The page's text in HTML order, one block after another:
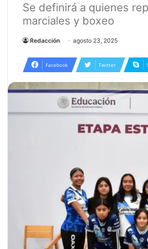
Se definirá a quienes
marciales y boxeo
Redacción agosto 23, 2025
Facebook Twitter